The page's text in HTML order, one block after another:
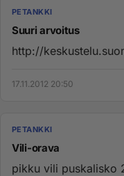
PETANKKI
Suuri arvoitus
http://
17.11.2012 20:50
PETANKKI
Vili-orava
pikku vili puskalisko 27.4.2012 21:25 2 löysin vilin